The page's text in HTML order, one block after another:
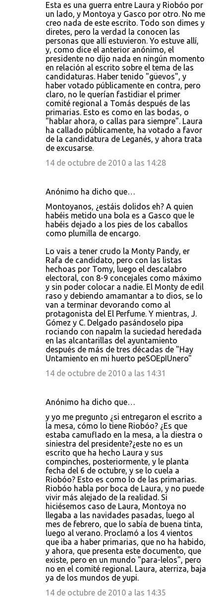
Esta es una guerra entre Laura y Riobóo por
un lado, y Montoya y Gasco por otro. No me
creo nada de este escrito. Todo son dimes y
diretes, pero la verdad la conocen las
personas que allí estuvieron. Yo estuve allí,
y, como dice el anterior anónimo, el
presidente no dijo nada en ningún momento
en relación al escrito sobre el tema de las
candidaturas. Haber tenido "güevos", y
haber votado públicamente en contra, pero
claro, no le querían fastidiar el primer
comité regional a Tomás después de las
primarias. Esto es como en las bodas, o
"hablar ahora, o callas para siempre". Laura
ha callado públicamente, ha votado a favor
de la candidatura de Leganés, y ahora trata
de excusarse.
14 de octubre de 2010 a las 14:28
Anónimo ha dicho que…
Montoyanos, ¿estáis dolidos eh? A quien
habéis metido una bola es a Gasco que le
habéis dejado a los pies de los caballos
como plumilla de encargo.
Lo vais a tener crudo la Monty Pandy, er
Rafa de candidato, pero con las listas
hechoas por Tomy, luego el descalabro
electoral, con 8-9 concejales como máximo
y sin poder colocar a nadie. El Monty de edil
raso y debiendo amamantar a to dios, se lo
van a terminar devorando como al
protagonista del El Perfume. Y mientras, J.
Gómez y C. Delgado pasándoselo pipa
rociando con napalm la suciedad heredada
en las alcantarillas del ayuntamiento
después de más de tres décadas de "Hay
Untamiento en mi huerto peSOEpIUnero"
14 de octubre de 2010 a las 14:31
Anónimo ha dicho que…
y yo me pregunto ¿si entregaron el escrito a
la mesa, cómo lo tiene Riobóo? ¿Es que
estaba camuflado en la mesa, a la diestra o
siniestra del presidente?¿este no es un
escrito que ha hecho Laura y sus
compinches, posteriormente, y le planta
fecha del 6 de octubre, y se lo cuela a
Riobóo? Esto es como lo de las primarias.
Riobóo habla por boca de Laura, y no puede
vivir más alejado de la realidad. Si
hiciésemos caso de Laura, Montoya no
llegaba a las navidades pasadas, luego al
mes de febrero, que lo sabía de buena tinta,
luego al verano. Proclamó a los 4 vientos
que iba a haber primarias, que no ha habido,
y ahora, que presenta este documento, que
existe, pero en un mundo "para-lelos", pero
no en el comité regional. Laura, aterriza, baja
ya de los mundos de yupi.
14 de octubre de 2010 a las 14:35